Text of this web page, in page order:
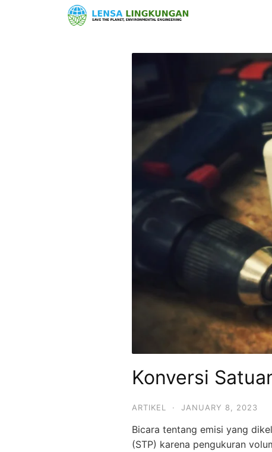
Konversi
ARTIKEL · JANUARY 8, 2023
Bicara tentang emisi yang
(STP) karena pengukuran